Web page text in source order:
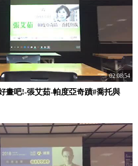
02:08:54
畫吧!-張艾茹-帕度亞奇蹟#喬托與